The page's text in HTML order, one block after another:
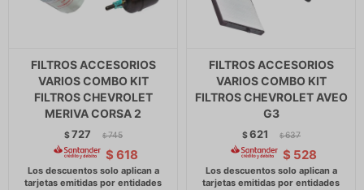
FILTROS ACCESORIOS
VARIOS COMBO KIT
FILTROS CHEVROLET
MERIVA CORSA 2
$727 $ 745
$ 618
FILTROS ACCESORIOS
VARIOS COMBO KIT
FILTROS CHEVROLET AVEO
G3
$621 $ 637
$ 528